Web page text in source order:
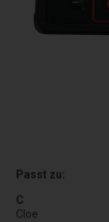
Passt zu:
C
Cloe